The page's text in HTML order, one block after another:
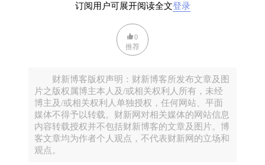
到金字塔顶的孩子，如上清华、北大者，如滑雪健将
谷爱龄，又不足1%，以至于，绝大多数中国父母的人
生主旋律，就是失败。更关键的是，孩子的成长只有
相信内卷中的父母，都痛并快乐着，他们有时候也会
想：要是能“合成”一个小孩就好了，包括DNA编辑、
寿命规划，甚至能把成长活动重新倒带。但显然，合
成一个虚拟小孩，难度也非常大，涉及技术、制度和
人性。
订阅用户可展开阅读全文登录
0
推荐
财新博客版权声明：财新博客所发布文章及图
片之版权属博主本人及/或相关权利人所有，未经
博主及/或相关权利人单独授权，任何网站、平面
媒体不得予以转载。财新网对相关媒体的网站信息
内容转载授权并不包括财新博客的文章及图片。博
客文章均为作者个人观点，不代表财新网的立场和
观点。